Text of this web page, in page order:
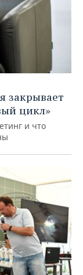
закрывает
цикл»
и что